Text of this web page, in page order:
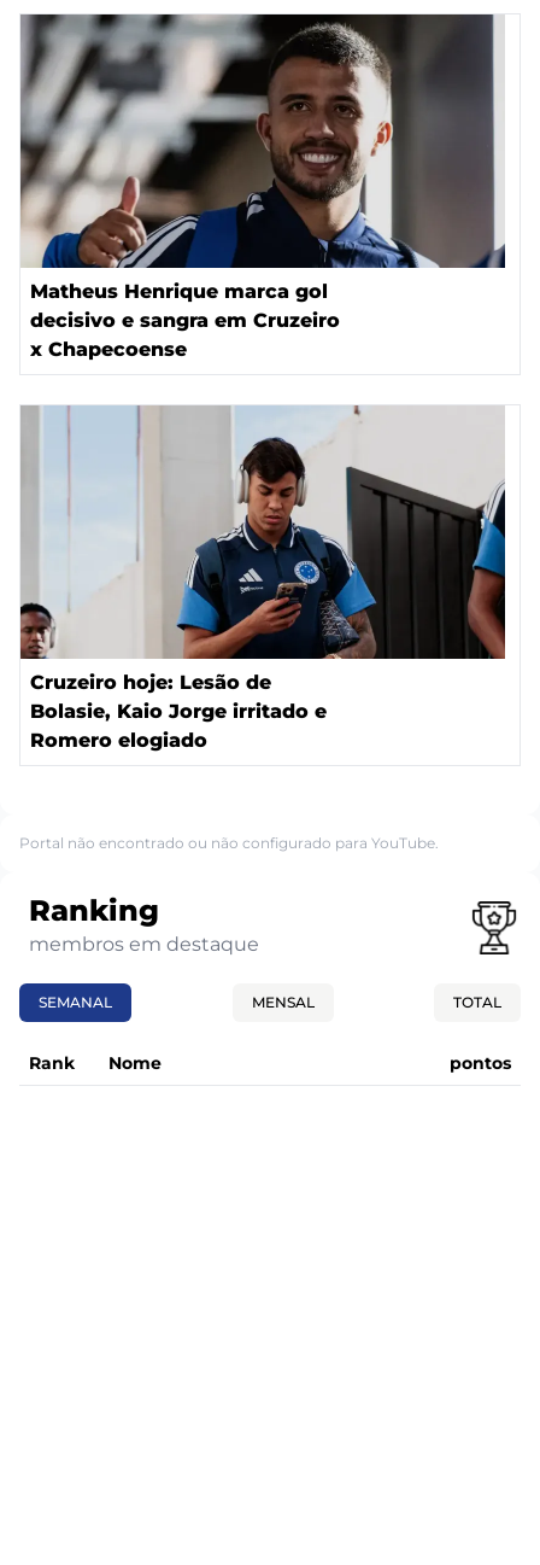
Matheus Henrique marca gol
decisivo e sangra em Cruzeiro
x Chapecoense
Cruzeiro hoje: Lesão de
Bolasie, Kaio Jorge irritado e
Romero elogiado
Portal não encontrado ou não configurado para YouTube.
Ranking
membros em destaque
SEMANAL MENSAL TOTAL
Rank Nome pontos